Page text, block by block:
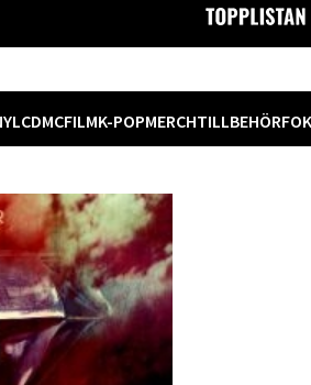
CDMCFILMK-POPMERCHTILLBEHÖR